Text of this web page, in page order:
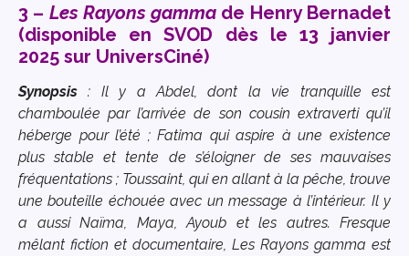
3 – Les Rayons gamma de Henry Bernadet
(disponible en SVOD dès le 13 janvier
2025 sur UniversCiné)
Synopsis : Il y a Abdel, dont la vie tranquille est
chamboulée par l’arrivée de son cousin extraverti qu’il
héberge pour l’été ; Fatima qui aspire à une existence
plus stable et tente de s’éloigner de ses mauvaises
fréquentations ; Toussaint, qui en allant à la pêche, trouve
une bouteille échouée avec un message à l’intérieur. Il y
a aussi Naïma, Maya, Ayoub et les autres. Fresque
mêlant fiction et documentaire, Les Rayons gamma est